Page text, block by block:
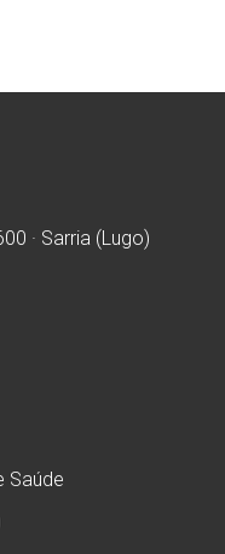
· Sarria (Lugo)
Saúde